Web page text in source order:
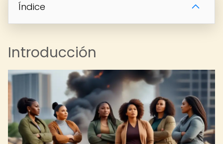
Índice
Introducción